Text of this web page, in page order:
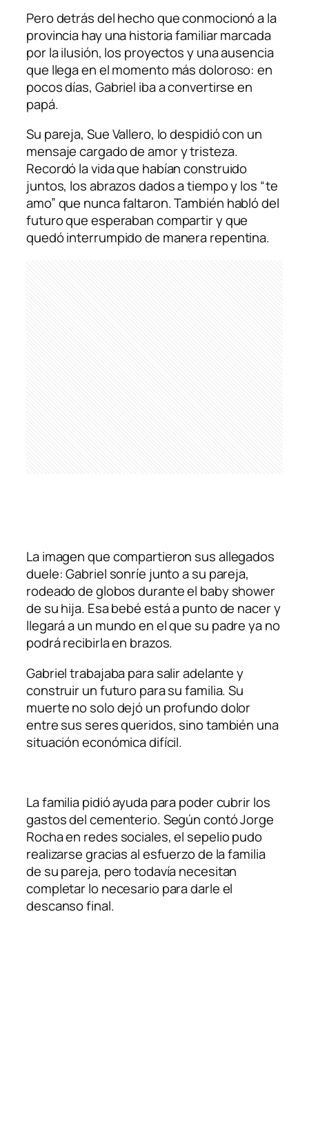
Pero detrás del hecho que conmocionó a la
provincia hay una historia familiar marcada
por la ilusión, los proyectos y una ausencia
que llega en el momento más doloroso: en
pocos días, Gabriel iba a convertirse en
papá.
Su pareja, Sue Vallero, lo despidió con un
mensaje cargado de amor y tristeza.
Recordó la vida que habían construido
juntos, los abrazos dados a tiempo y los “te
amo” que nunca faltaron. También habló del
futuro que esperaban compartir y que
quedó interrumpido de manera repentina.
La imagen que compartieron sus allegados
duele: Gabriel sonríe junto a su pareja,
rodeado de globos durante el baby shower
de su hija. Esa bebé está a punto de nacer y
llegará a un mundo en el que su padre ya no
podrá recibirla en brazos.
Gabriel trabajaba para salir adelante y
construir un futuro para su familia. Su
muerte no solo dejó un profundo dolor
entre sus seres queridos, sino también una
situación económica difícil.
La familia pidió ayuda para poder cubrir los
gastos del cementerio. Según contó Jorge
Rocha en redes sociales, el sepelio pudo
realizarse gracias al esfuerzo de la familia
de su pareja, pero todavía necesitan
completar lo necesario para darle el
descanso final.